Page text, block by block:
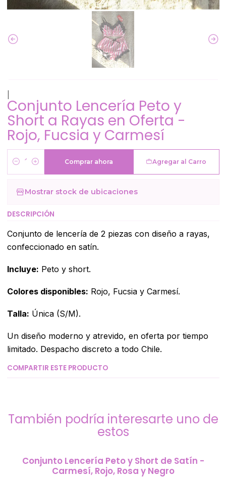
Conjunto Lencería Peto y
Short a Rayas en Oferta -
Rojo, Fucsia y Carmesí
Cantidad
Agregar al Carro
Comprar ahora
Mostrar stock de ubicaciones
DESCRIPCIÓN
Conjunto de lencería de 2 piezas con diseño a rayas,
confeccionado en satín.
Incluye: Peto y short.
Colores disponibles: Rojo, Fucsia y Carmesí.
Talla: Única (S/M).
Un diseño moderno y atrevido, en oferta por tiempo
limitado. Despacho discreto a todo Chile.
COMPARTIR ESTE PRODUCTO
También podría interesarte uno de
estos
Conjunto Lencería Peto y Short de Satín -
Carmesí, Rojo, Rosa y Negro